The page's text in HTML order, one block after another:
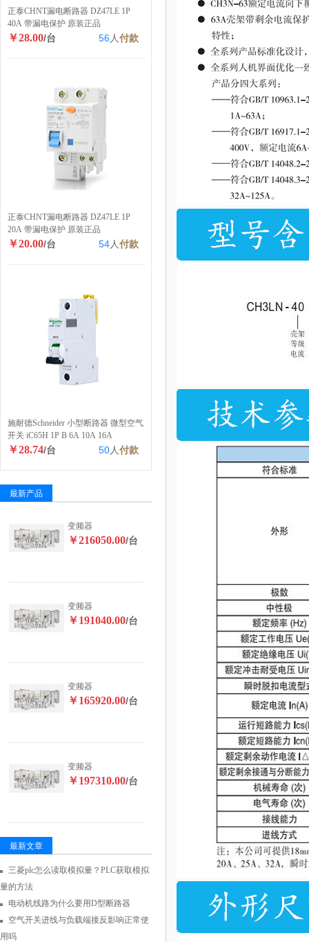
正泰CHNT漏电断路器 DZ47LE 1P
40A 带漏电保护 原装正品
￥28.00/台 56人付款
正泰CHNT漏电断路器 DZ47LE 1P
20A 带漏电保护 原装正品
￥20.00/台 54人付款
施耐德Schneider 小型断路器 微型空气
开关 iC65H 1P B 6A 10A 16A
￥28.74/台 50人付款
最新产品
变频器
￥216050.00/台
变频器
￥191040.00/台
变频器
￥165920.00/台
变频器
￥197310.00/台
最新文章
三菱plc怎么读取模拟量？PLC获取模拟
量的方法
电动机线路为什么要用D型断路器
空气开关进线与负载端接反影响正常使
用吗